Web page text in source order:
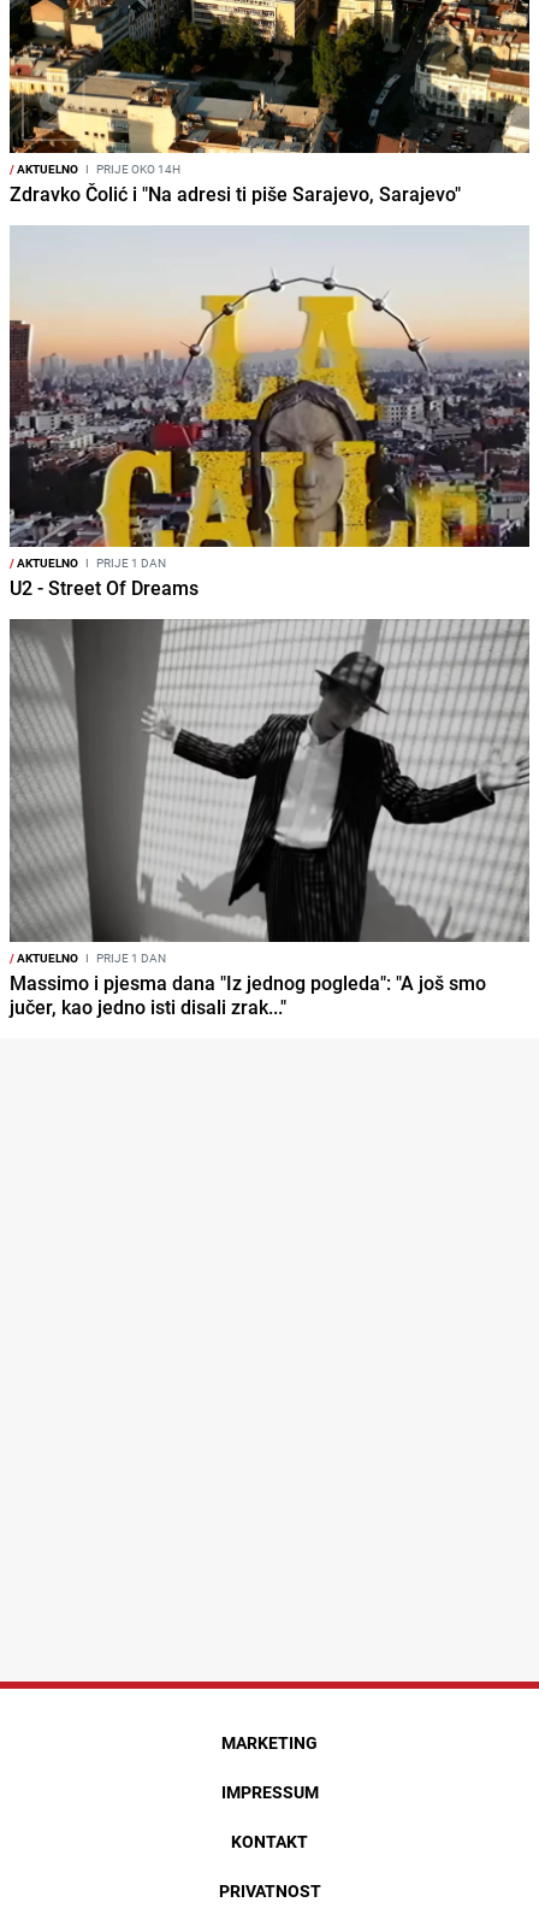
/AKTUELNO I PRIJE OKO 14H
Zdravko Čolić i "Na adresi ti piše Sarajevo, Sarajevo"
/AKTUELNO I PRIJE 1 DAN
U2 - Street Of Dreams
/AKTUELNO I PRIJE 1 DAN
Massimo i pjesma dana "Iz jednog pogleda": "A još smo
jučer, kao jedno isti disali zrak..."
MARKETING
IMPRESSUM
KONTAKT
PRIVATNOST